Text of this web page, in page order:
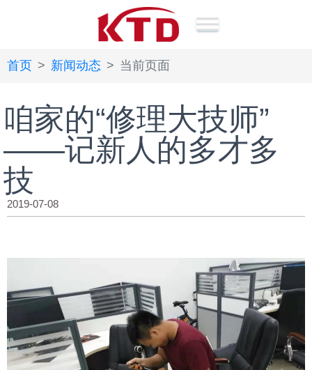
首页 新闻动态 当前页面
咱家的“修理大技师”
——记新人的多才多
技
2019-07-08